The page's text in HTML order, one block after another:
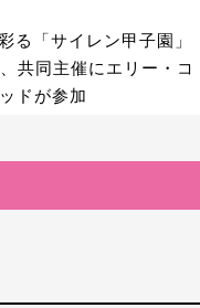
る「サイレン甲子園」
共同主催にエリー・コ
ドが参加